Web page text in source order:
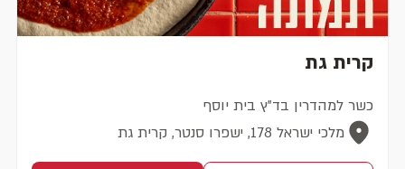
קרית גת
כשר למהדרין בד"ץ בית יוסף
מלכי ישראל 178, ישפרו סנטר, קרית גת